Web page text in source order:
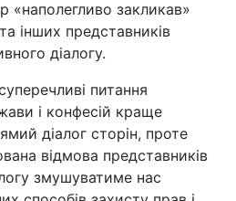
«наполегливо закликав»
інших представників
діалогу.
питання
і конфесій краще
діалог сторін, проте
відмова представників
змушуватиме нас